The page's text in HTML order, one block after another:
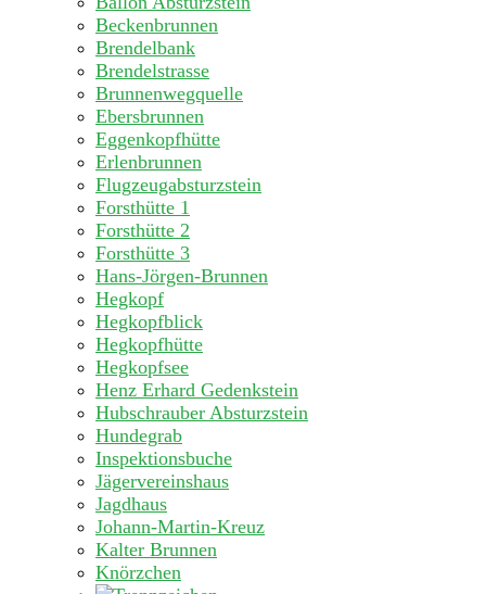
Beckenbrunnen
Brendelbank
Brendelstrasse
Brunnenwegquelle
Ebersbrunnen
Eggenkopfhütte
Erlenbrunnen
Flugzeugabsturzstein
Forsthütte 1
Forsthütte 2
Forsthütte 3
Hans-Jörgen-Brunnen
Hegkopf
Hegkopfblick
Hegkopfhütte
Hegkopfsee
Henz Erhard Gedenkstein
Hubschrauber Absturzstein
Hundegrab
Inspektionsbuche
Jägervereinshaus
Jagdhaus
Johann-Martin-Kreuz
Kalter Brunnen
Knörzchen